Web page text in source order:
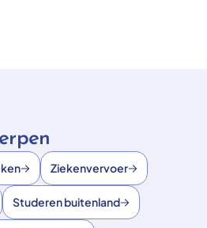
Ziekenvervoer
Studeren buitenland